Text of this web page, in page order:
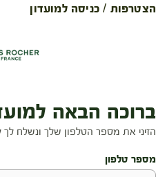
הצטרפות / כניסה למועדון